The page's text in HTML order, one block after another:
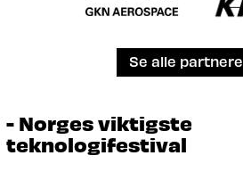
Se alle partnere
- Norges viktigste
teknologifestival